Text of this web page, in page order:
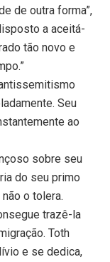
de outra forma”,
a aceitá-
tão novo e
Seu
ao
sobre seu
do seu primo
o tolera.
trazê-la
Toth
e se dedica,